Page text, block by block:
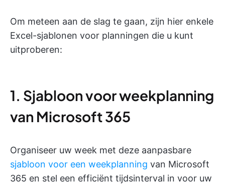
Om meteen aan de slag te gaan, zijn hier enkele
Excel-sjablonen voor planningen die u kunt
uitproberen:
1. Sjabloon voor weekplanning
van Microsoft 365
Organiseer uw week met deze aanpasbare
sjabloon voor een weekplanning van Microsoft
365 en stel een efficiënt tijdsinterval in voor uw